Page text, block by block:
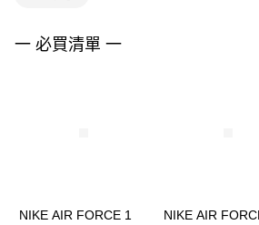
３．未成年的使用者請事先徵得法定代理人或監
「AFTEE先享後付」，若未經同意申辦者引起之
一 必買清單 一
NIKE AIR FORCE 1
NIKE AIR